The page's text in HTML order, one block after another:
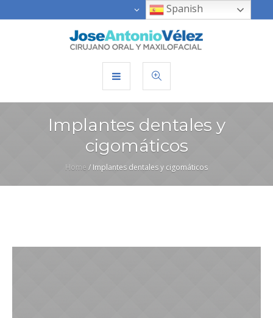
Implantes dentales y
cigomáticos
Home / Implantes dentales y cigomáticos
Spanish